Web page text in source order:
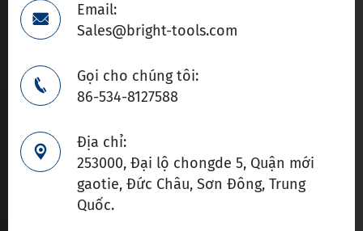

Email:
Sales@bright-tools.com

Gọi cho chúng tôi:
86-534-8127588

Địa chỉ:
253000, Đại lộ chongde 5, Quận mới
gaotie, Đức Châu, Sơn Đông, Trung
Quốc.